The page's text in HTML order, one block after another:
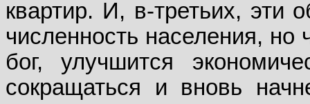
квартир. И, в-третьих,
численность на­селения, но
бог, улучшится
сокращаться и вновь